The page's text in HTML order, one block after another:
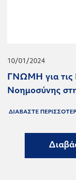
10/01/2024
ΓΝΩΜΗ για τις
Νοημοσύνης
ΔΙΑΒΑΣΤΕ